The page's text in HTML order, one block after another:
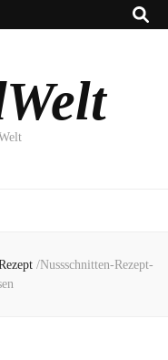
/Nussschnitten-Rezept-